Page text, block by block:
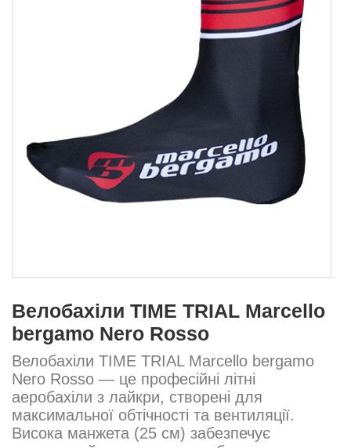
Велобахіли TIME TRIAL Marcello
bergamo Nero Rosso
Велобахіли TIME TRIAL Marcello bergamo
Nero Rosso — це професійні літні
аеробахіли з лайкри, створені для
максимальної обтічності та вентиляції.
Висока манжета (25 см) забезпечує